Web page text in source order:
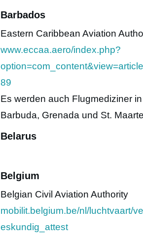
Barbados
Eastern Caribbean Aviation
www.eccaa.aero/index.php?
89
Es werden auch Flugmediziner
Barbuda, Grenada und St.
Belarus
Belgium
Belgian Civil Aviation Authority
mobilit.belgium.be/nl/luchtvaart/
eskundig_attest